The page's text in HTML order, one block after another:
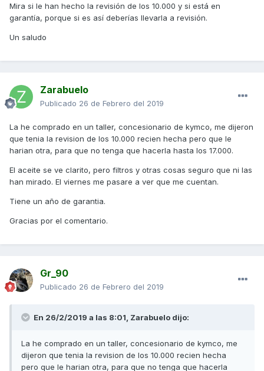
Mira si le han hecho la revisión de los 10.000 y si está en
garantía, porque si es así deberías llevarla a revisión.
Un saludo
Zarabuelo
Publicado 26 de Febrero del 2019
La he comprado en un taller, concesionario de kymco, me dijeron
que tenia la revision de los 10.000 recien hecha pero que le
harian otra, para que no tenga que hacerla hasta los 17.000.
El aceite se ve clarito, pero filtros y otras cosas seguro que ni las
han mirado. El viernes me pasare a ver que me cuentan.
Tiene un año de garantia.
Gracias por el comentario.
Gr_90
Publicado 26 de Febrero del 2019
En 26/2/2019 a las 8:01, Zarabuelo dijo:
La he comprado en un taller, concesionario de kymco, me
dijeron que tenia la revision de los 10.000 recien hecha
pero que le harian otra, para que no tenga que hacerla